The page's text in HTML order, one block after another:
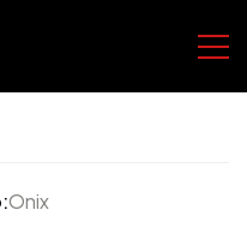
Onix